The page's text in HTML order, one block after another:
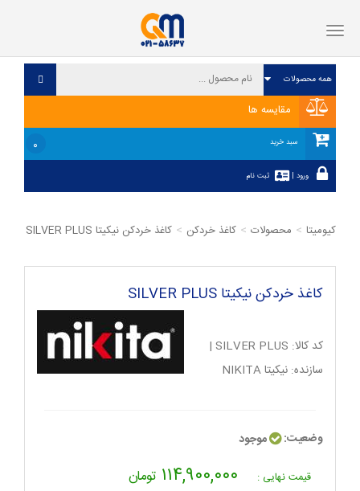
مقایسه ها
سبد خرید ۰
ورود | ثبت نام
فهرست
کیومیتا محصولات کاغذ خردکن کاغذ خردکن نیکیتا SILVER PLUS
کاغذ خردکن نیکیتا SILVER PLUS
کد کالا: SILVER PLUS
|
سازنده: نیکیتا NIKITA
وضعیت: موجود
قیمت نهایی : ۱۱۴,۹۰۰,۰۰۰ تومان